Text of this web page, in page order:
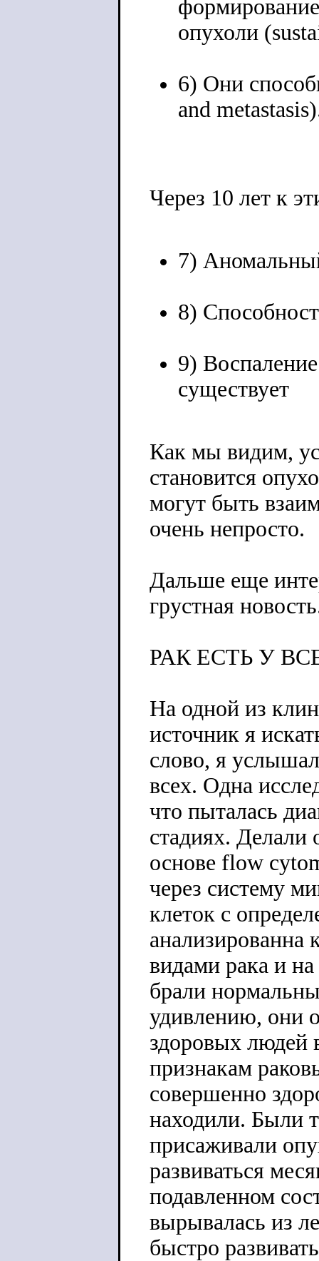
опухоли
6) Они
and
Через 10 лет к
7)
8)
9)
существует
Как мы видим,
становится
могут быть
очень непросто.
Дальше еще
грустная
РАК ЕСТЬ У
На одной из
источник я
слово, я
всех. Одна
что пыталась
стадиях.
основе flow
через систему
клеток с
видами рака и
брали
удивлению, они
здоровых людей
признакам
совершенно
находили. Были
присаживали
развиваться
подавленном
вырывалась из
быстро